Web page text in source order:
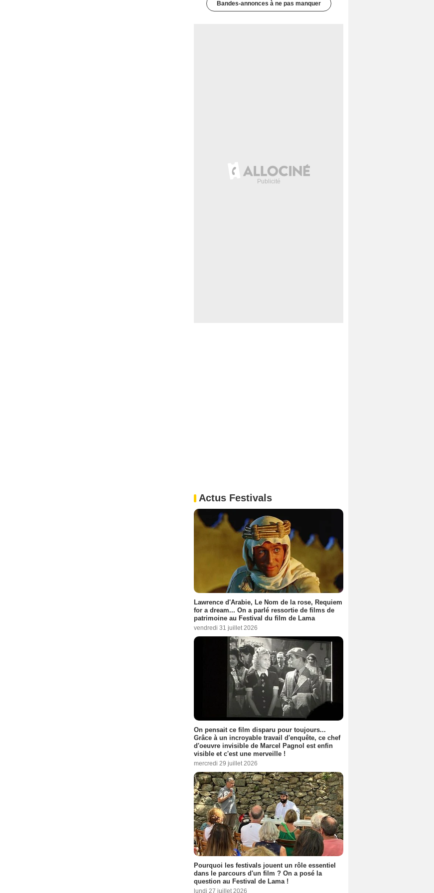
Bandes-annonces à ne pas manquer
Actus Festivals
Lawrence d'Arabie, Le Nom de la rose, Requiem
for a dream... On a parlé ressortie de films de
patrimoine au Festival du film de Lama
vendredi 31 juillet 2026
On pensait ce film disparu pour toujours...
Grâce à un incroyable travail d'enquête, ce chef
d'oeuvre invisible de Marcel Pagnol est enfin
visible et c'est une merveille !
mercredi 29 juillet 2026
Pourquoi les festivals jouent un rôle essentiel
dans le parcours d'un film ? On a posé la
question au Festival de Lama !
lundi 27 juillet 2026